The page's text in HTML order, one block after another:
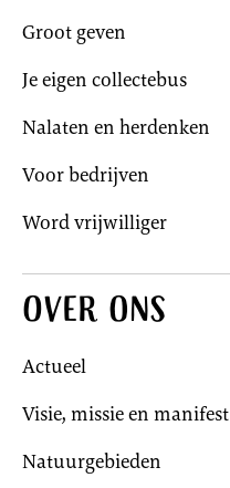
Groot geven
Je eigen collectebus
Nalaten en herdenken
Voor bedrijven
Word vrijwilliger
Over ons
Actueel
Visie, missie en manifest
Natuurgebieden